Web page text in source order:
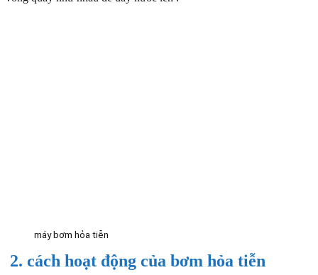
máy bơm hỏa tiễn
2. cách hoạt động của bơm hỏa tiễn